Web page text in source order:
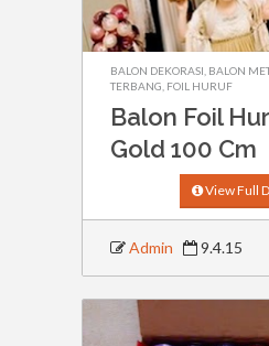
BALON DEKORASI BALON
TERBANG FOIL HURUF
Balon Foil
Gold 100 Cm
View Full
Admin 9.4.15